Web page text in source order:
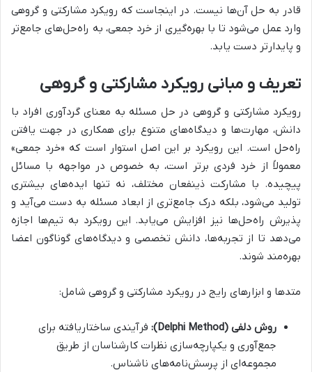
قادر به حل آن‌ها نیست. در اینجاست که رویکرد مشارکتی و گروهی
وارد عمل می‌شود تا با بهره‌گیری از خرد جمعی، به راه‌حل‌های جامع‌تر
و پایدارتر دست یابد.
تعریف و مبانی رویکرد مشارکتی و گروهی
رویکرد مشارکتی و گروهی در حل مسئله به معنای گردآوری افراد با
دانش، مهارت‌ها و دیدگاه‌های متنوع برای همکاری در جهت یافتن
راه‌حل است. این رویکرد بر این اصل استوار است که «خرد جمعی»
معمولاً از خرد فردی برتر است، به خصوص در مواجهه با مسائل
پیچیده. با مشارکت ذینفعان مختلف، نه تنها ایده‌های بیشتری
تولید می‌شود، بلکه درک جامع‌تری از ابعاد مسئله به دست می‌آید و
پذیرش راه‌حل‌ها نیز افزایش می‌یابد. این رویکرد به تیم‌ها اجازه
می‌دهد تا از تجربه‌ها، دانش تخصصی و دیدگاه‌های گوناگون اعضا
بهره‌مند شوند.
متدها و ابزارهای رایج در رویکرد مشارکتی و گروهی شامل:
روش دلفی (Delphi Method):
فرآیندی ساختاریافته برای
جمع‌آوری و یکپارچه‌سازی نظرات کارشناسان از طریق
مجموعه‌ای از پرسش‌نامه‌های ناشناس.